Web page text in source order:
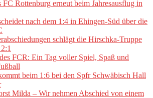
Rottenburg erneut beim Jahresausflug in
nach dem 1:4 in Ehingen-Süd über die
schlägt die Hirschka-Truppe
FCR: Ein Tag voller Spiel, Spaß und
beim 1:6 bei den Spfr Schwäbisch Hall
Milda – Wir nehmen Abschied von einem